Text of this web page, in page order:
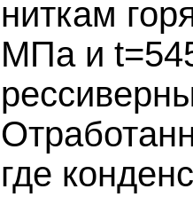
ниткам
МПа и
где